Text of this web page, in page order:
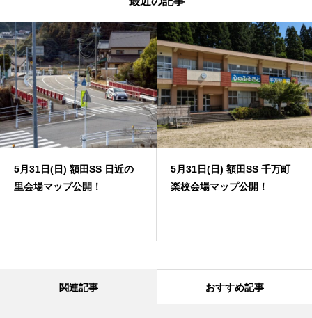
5月31日(日) 額田SS 日近の
里会場マップ公開！
5月31日(日) 額田SS 千万町
楽校会場マップ公開！
関連記事 おすすめ記事